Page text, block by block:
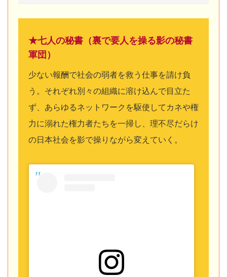
★七人の秘書（裏で要人を操る影の秘書
軍団）
少ない報酬で社会の弱者を救う仕事を請け負
う。それぞれ別々の組織に溶け込んで目立た
ず、あらゆるネットワークを駆使してカネや権
力に溺れた権力者たちを一掃し、理不尽だらけ
の日本社会を影で操りながら変えていく。